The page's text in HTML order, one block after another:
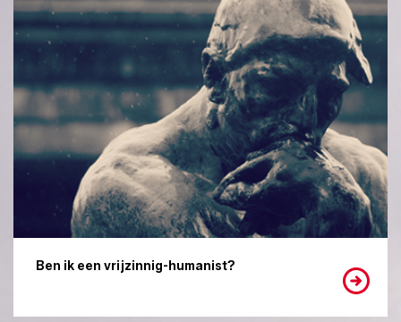
Ben ik een vrijzinnig-humanist?